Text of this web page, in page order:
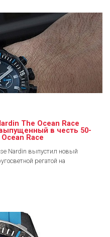
The Ocean Race
в честь 50-
Race
Nardin выпустил новый
регатой на